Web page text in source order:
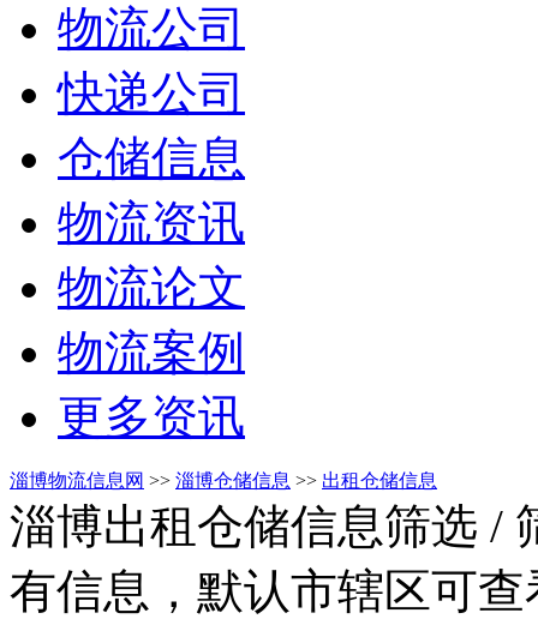
物流公司
快递公司
仓储信息
物流资讯
物流论文
物流案例
更多资讯
淄博物流信息网 >> 淄博仓储信息 >> 出租仓储信息
淄博出租仓储信息筛选 /
有信息，默认市辖区可